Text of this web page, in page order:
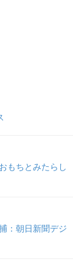
もちとみたらし
：朝日新聞デジ